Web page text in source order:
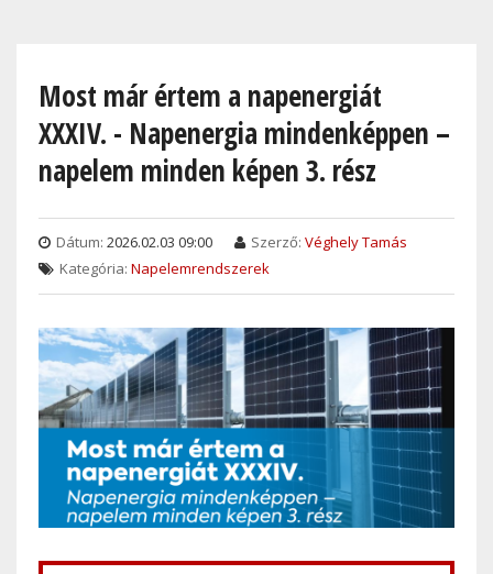
contentMost már értem a napenergiát
XXXIV. - Napenergia mindenképpen –
napelem minden képen 3. rész
Dátum: 2026.02.03 09:00 Szerző: Véghely Tamás
Kategória: Napelemrendszerek